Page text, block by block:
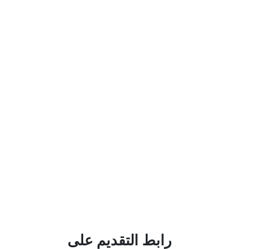
رابط التقديم على